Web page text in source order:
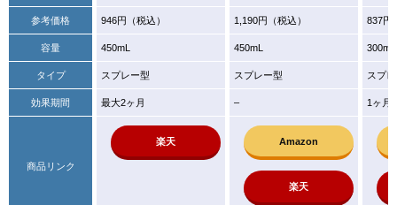
参考価格 946円（税込） 1,190円（税込） 837円
容量 450mL 450mL 300mL
タイプ スプレー型 スプレー型 スプ
効果期間 最大2ヶ月 – 1ヶ月
商品リンク
楽天 Amazon
楽天